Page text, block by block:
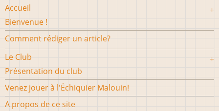
Accueil
Bienvenue !
Comment rédiger un article?
Le Club
Présentation du club
Venez jouer à l'Échiquier Malouin!
A propos de ce site